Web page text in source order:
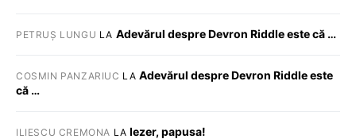
PETRUȘ LUNGU LA Adevărul despre Devron Riddle este că …
COSMIN PANZARIUC LA Adevărul despre Devron Riddle este
că …
ILIESCU CREMONA LA Iezer, papusa!